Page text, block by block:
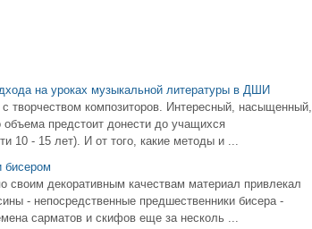
на уроках музыкальной литературы в ДШИ
творчеством композиторов. Интересный, насыщенный,
предстоит донести до учащихся
10 - 15 лет). И от того, какие методы и ...
бисером
своим декоративным качествам материал привлекал
- непосредственные предшественники бисера -
сарматов и скифов еще за несколь ...